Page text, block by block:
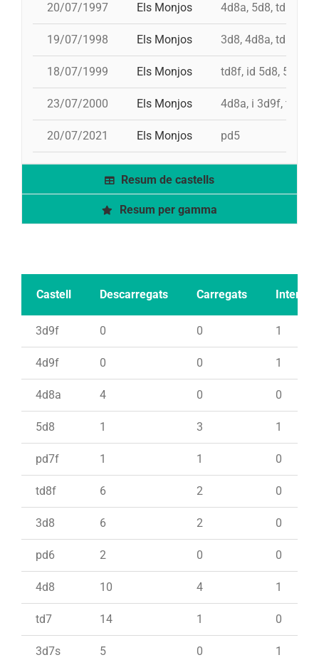
20/07/1997 Els Monjos 4d8a, 5d8, td8f, id
19/07/1998 Els Monjos 3d8, 4d8a, td8f,
18/07/1999 Els Monjos td8f, id 5d8, 5d8c,
23/07/2000 Els Monjos 4d8a, i 3d9f, td8f,
20/07/2021 Els Monjos pd5
Resum de castells
Resum per gamma
Castell Descarregats Carregats Intents
3d9f 0 0 1
4d9f 0 0 1
4d8a 4 0 0
5d8 1 3 1
pd7f 1 1 0
td8f 6 2 0
3d8 6 2 0
pd6 2 0 0
4d8 10 4 1
td7 14 1 0
3d7s 5 0 1